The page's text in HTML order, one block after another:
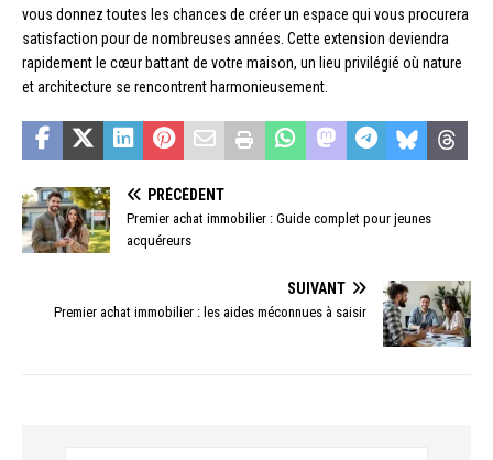
vous donnez toutes les chances de créer un espace qui vous procurera
satisfaction pour de nombreuses années. Cette extension deviendra
rapidement le cœur battant de votre maison, un lieu privilégié où nature
et architecture se rencontrent harmonieusement.
PRÉCÉDENT
Premier achat immobilier : Guide complet pour jeunes
acquéreurs
SUIVANT
Premier achat immobilier : les aides méconnues à saisir